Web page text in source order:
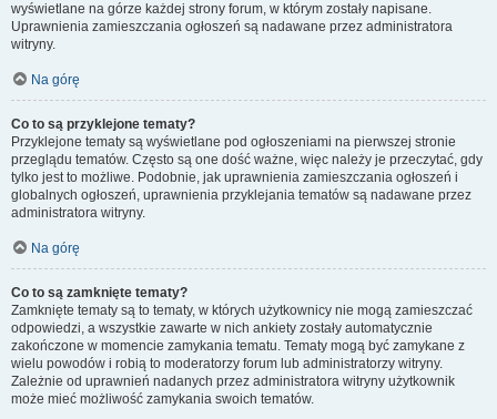
wyświetlane na górze każdej strony forum, w którym zostały napisane.
Uprawnienia zamieszczania ogłoszeń są nadawane przez administratora
witryny.
Na górę
Co to są przyklejone tematy?
Przyklejone tematy są wyświetlane pod ogłoszeniami na pierwszej stronie
przeglądu tematów. Często są one dość ważne, więc należy je przeczytać, gdy
tylko jest to możliwe. Podobnie, jak uprawnienia zamieszczania ogłoszeń i
globalnych ogłoszeń, uprawnienia przyklejania tematów są nadawane przez
administratora witryny.
Na górę
Co to są zamknięte tematy?
Zamknięte tematy są to tematy, w których użytkownicy nie mogą zamieszczać
odpowiedzi, a wszystkie zawarte w nich ankiety zostały automatycznie
zakończone w momencie zamykania tematu. Tematy mogą być zamykane z
wielu powodów i robią to moderatorzy forum lub administratorzy witryny.
Zależnie od uprawnień nadanych przez administratora witryny użytkownik
może mieć możliwość zamykania swoich tematów.